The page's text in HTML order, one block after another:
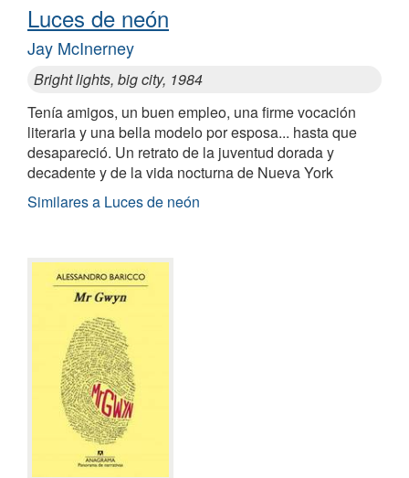
Luces de neón
Jay McInerney
Bright lights, big city, 1984
Tenía amigos, un buen empleo, una firme vocación
literaria y una bella modelo por esposa... hasta que
desapareció. Un retrato de la juventud dorada y
decadente y de la vida nocturna de Nueva York
Similares a Luces de neón